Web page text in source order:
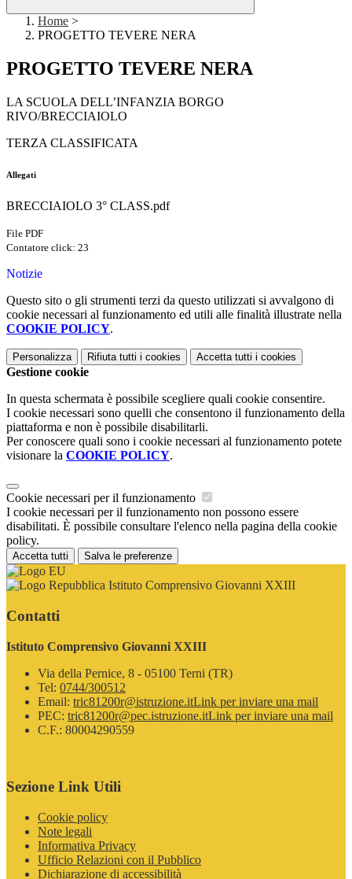
Home >
PROGETTO TEVERE NERA
PROGETTO TEVERE NERA
LA SCUOLA DELL’INFANZIA BORGO
RIVO/BRECCIAIOLO
TERZA CLASSIFICATA
Allegati
BRECCIAIOLO 3° CLASS.pdf
File PDF
Contatore click: 23
Notizie
Questo sito o gli strumenti terzi da questo utilizzati si avvalgono di
cookie necessari al funzionamento ed utili alle finalità illustrate nella
COOKIE POLICY.
Personalizza Rifiuta tutti i cookies Accetta tutti i cookies
Gestione cookie
In questa schermata è possibile scegliere quali cookie consentire.
I cookie necessari sono quelli che consentono il funzionamento della
piattaforma e non è possibile disabilitarli.
Per conoscere quali sono i cookie necessari al funzionamento potete
visionare la COOKIE POLICY.
Cookie necessari per il funzionamento
I cookie necessari per il funzionamento non possono essere
disabilitati. È possibile consultare l'elenco nella pagina della cookie
policy.
Accetta tutti Salva le preferenze
Istituto Comprensivo Giovanni XXIII
Contatti
Istituto Comprensivo Giovanni XXIII
Via della Pernice, 8 - 05100 Terni (TR)
Tel: 0744/300512
Email: tric81200r@istruzione.itLink per inviare una mail
PEC: tric81200r@pec.istruzione.itLink per inviare una mail
C.F.: 80004290559
Sezione Link Utili
Cookie policy
Note legali
Informativa Privacy
Ufficio Relazioni con il Pubblico
Dichiarazione di accessibilità